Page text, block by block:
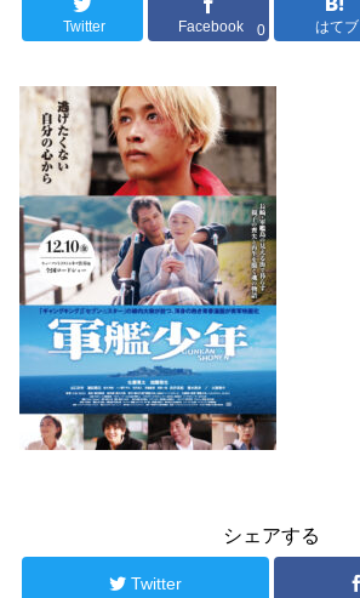
Twitter Facebook 0 はてブ
シェアする
Twitter